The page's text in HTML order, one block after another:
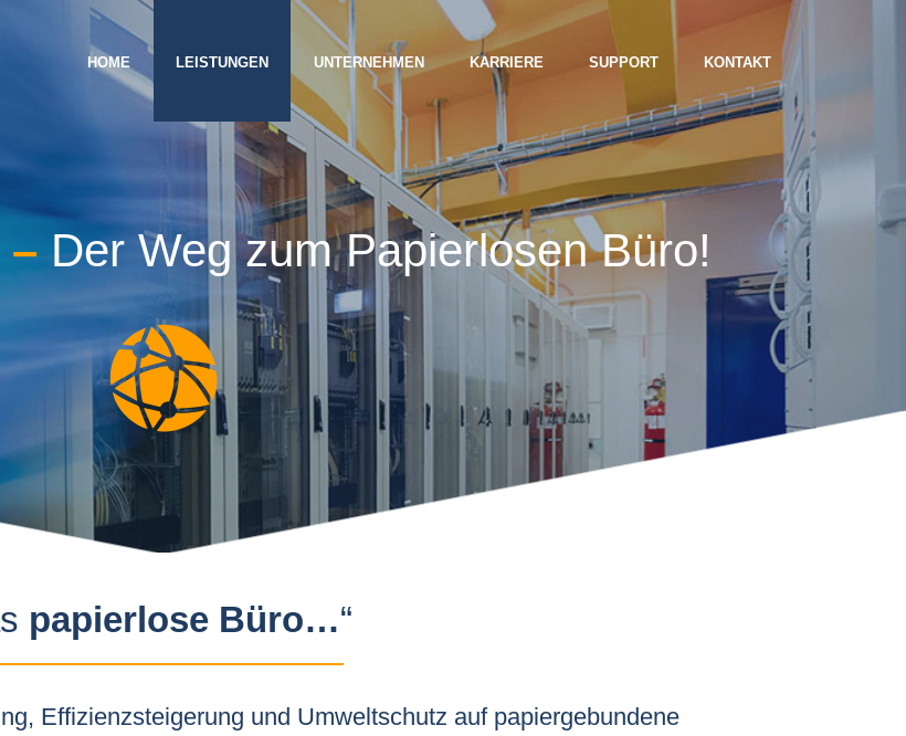
HOME LEISTUNGEN UNTERNEHMEN KARRIERE SUPPORT KONTAKT
Der Weg zum Papierlosen Büro!
papierlose Büro…“
Effizienzsteigerung und Umweltschutz auf papiergebundene